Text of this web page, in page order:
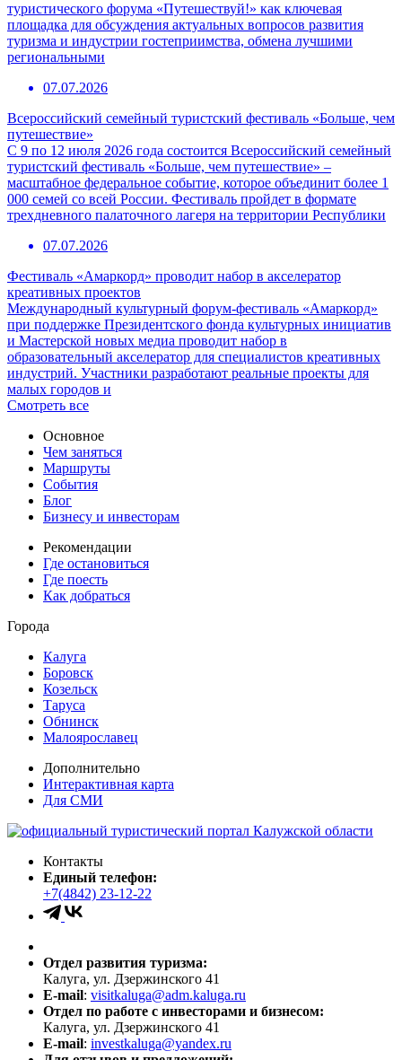
туристического форума «Путешествуй!» как ключевая
площадка для обсуждения актуальных вопросов развития
туризма и индустрии гостеприимства, обмена лучшими
региональными
07.07.2026
Всероссийский семейный туристский фестиваль «Больше, чем
путешествие»
С 9 по 12 июля 2026 года состоится Всероссийский семейный
туристский фестиваль «Больше, чем путешествие» –
масштабное федеральное событие, которое объединит более 1
000 семей со всей России. Фестиваль пройдет в формате
трехдневного палаточного лагеря на территории Республики
07.07.2026
Фестиваль «Амаркорд» проводит набор в акселератор
креативных проектов
Международный культурный форум-фестиваль «Амаркорд»
при поддержке Президентского фонда культурных инициатив
и Мастерской новых медиа проводит набор в
образовательный акселератор для специалистов креативных
индустрий. Участники разработают реальные проекты для
малых городов и
Смотреть все
Основное
Чем заняться
Маршруты
События
Блог
Бизнесу и инвесторам
Рекомендации
Где остановиться
Где поесть
Как добраться
Города
Калуга
Боровск
Козельск
Таруса
Обнинск
Малоярославец
Дополнительно
Интерактивная карта
Для СМИ
Контакты
Единый телефон:
+7(4842) 23-12-22
Отдел развития туризма:
Калуга, ул. Дзержинского 41
E-mail: visitkaluga@adm.kaluga.ru
Отдел по работе с инвесторами и бизнесом:
Калуга, ул. Дзержинского 41
E-mail: investkaluga@yandex.ru